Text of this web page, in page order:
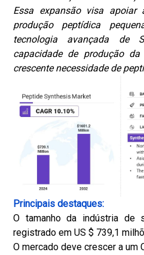
Essa expansão visa apoiar
produção peptídica
tecnologia avançada de
capacidade de produção
crescente necessidade de
Principais destaques:
O tamanho da indústria de
registrado em US $ 739,1
O mercado deve crescer a um